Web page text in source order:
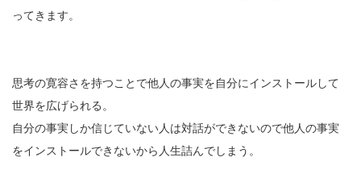
ってきます。
思考の寛容さを持つことで他人の事実を自分にインストールして
世界を広げられる。
自分の事実しか信じていない人は対話ができないので他人の事実
をインストールできないから人生詰んでしまう。